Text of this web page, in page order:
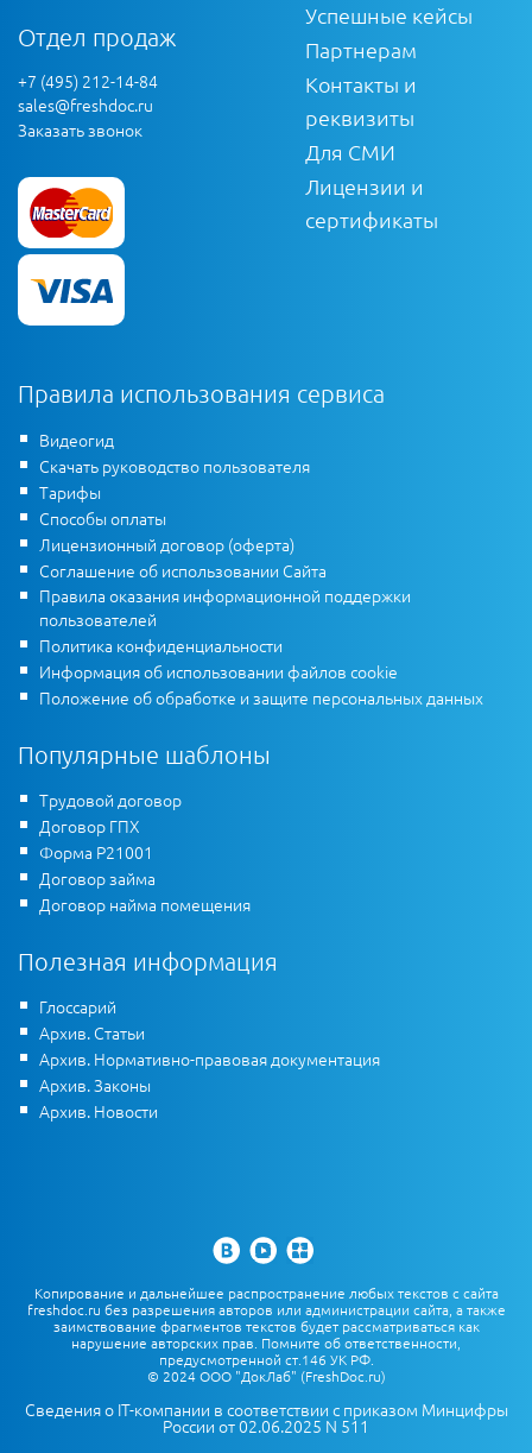
Отдел продаж
+7 (495) 212-14-84
sales@freshdoc.ru
Заказать звонок
Успешные кейсы
Партнерам
Контакты и
реквизиты
Для СМИ
Лицензии и
сертификаты
Правила использования сервиса
Видеогид
Скачать руководство пользователя
Тарифы
Способы оплаты
Лицензионный договор (оферта)
Соглашение об использовании Сайта
Правила оказания информационной поддержки
пользователей
Политика конфиденциальности
Информация об использовании файлов cookie
Положение об обработке и защите персональных данных
Популярные шаблоны
Трудовой договор
Договор ГПХ
Форма Р21001
Договор займа
Договор найма помещения
Полезная информация
Глоссарий
Архив. Статьи
Архив. Нормативно-правовая документация
Архив. Законы
Архив. Новости
Копирование и дальнейшее распространение любых текстов с сайта
freshdoc.ru без разрешения авторов или администрации сайта, а также
заимствование фрагментов текстов будет рассматриваться как
нарушение авторских прав. Помните об ответственности,
предусмотренной ст.146 УК РФ.
© 2024 ООО "ДокЛаб" (FreshDoc.ru)
Сведения о IT-компании в соответствии с приказом Минцифры
России от 02.06.2025 N 511